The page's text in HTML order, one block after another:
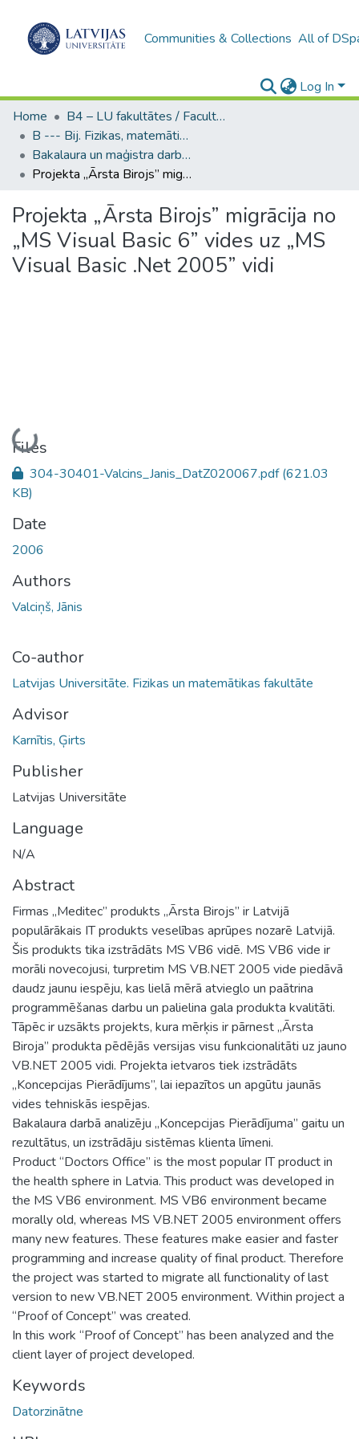
Communities & Collections All of
Log In
Home
B4 – LU fakultātes / Faculties of the UL
B --- Bij. Fizikas, matemātikas un optometrijas fakultātes studentu noslēguma darbi / Faculty of Physics, Mathematics and Optometry - Graduate works
Bakalaura un maģistra darbi (FMOF) / Bachelor's and Master's theses
Projekta „Ārsta Birojs” migrācija no „MS Visual Basic 6” vides uz „MS Visual Basic .Net 2005” vidi
Projekta „Ārsta Birojs” migrācija no
„MS Visual Basic 6” vides uz „MS
Visual Basic .Net 2005” vidi
Loading...
Files
304-30401-Valcins_Janis_DatZ020067.pdf(621.03
KB)
Date
2006
Authors
Valciņš, Jānis
Co-author
Latvijas Universitāte. Fizikas un matemātikas fakultāte
Advisor
Karnītis, Ģirts
Publisher
Latvijas Universitāte
Language
N/A
Abstract
Firmas „Meditec” produkts „Ārsta Birojs” ir Latvijā
populārākais IT produkts veselības aprūpes nozarē Latvijā.
Šis produkts tika izstrādāts MS VB6 vidē. MS VB6 vide ir
morāli novecojusi, turpretim MS VB.NET 2005 vide piedāvā
daudz jaunu iespēju, kas lielā mērā atvieglo un paātrina
programmēšanas darbu un palielina gala produkta kvalitāti.
Tāpēc ir uzsākts projekts, kura mērķis ir pārnest „Ārsta
Biroja” produkta pēdējās versijas visu funkcionalitāti uz jauno
VB.NET 2005 vidi. Projekta ietvaros tiek izstrādāts
„Koncepcijas Pierādījums”, lai iepazītos un apgūtu jaunās
vides tehniskās iespējas.
Bakalaura darbā analizēju „Koncepcijas Pierādījuma” gaitu un
rezultātus, un izstrādāju sistēmas klienta līmeni.
Product “Doctors Office” is the most popular IT product in
the health sphere in Latvia. This product was developed in
the MS VB6 environment. MS VB6 environment became
morally old, whereas MS VB.NET 2005 environment offers
many new features. These features make easier and faster
programming and increase quality of final product. Therefore
the project was started to migrate all functionality of last
version to new VB.NET 2005 environment. Within project a
“Proof of Concept” was created.
In this work “Proof of Concept” has been analyzed and the
client layer of project developed.
Keywords
Datorzinātne